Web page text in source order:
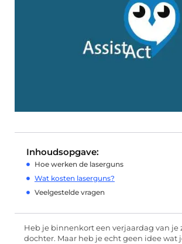
Inhoudsopgave:
Hoe werken de laserguns
Wat kosten laserguns?
Veelgestelde vragen
Heb je binnenkort een verjaardag van je
dochter. Maar heb je echt geen idee wat